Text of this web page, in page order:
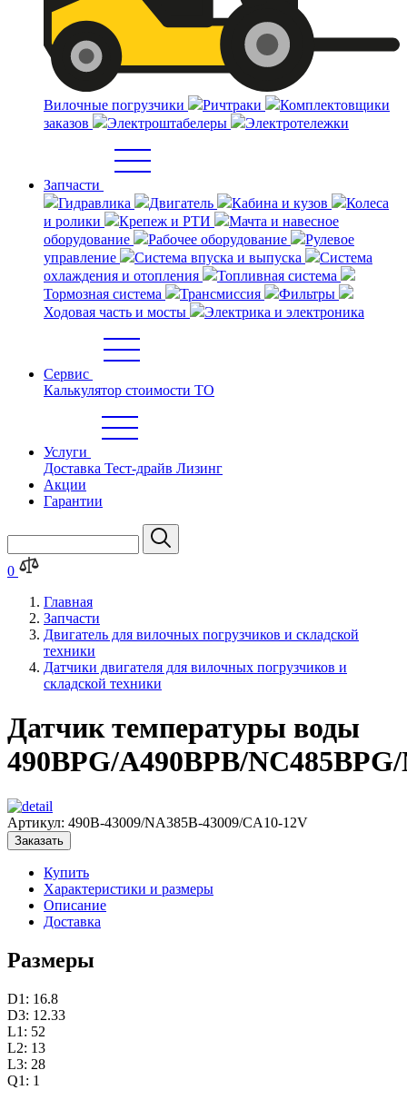
Вилочные погрузчики Ричтраки
Комплектовщики
заказов
Электроштабелеры Электротележки
Запчасти
Гидравлика
Двигатель Кабина и кузов
Колеса
и ролики
Крепеж и РТИ
Мачта и навесное
оборудование
Рабочее оборудование
Рулевое
управление
Система впуска и выпуска
Система
охлаждения и отопления
Топливная система
Тормозная система
Трансмиссия
Фильтры
Ходовая часть и мосты
Электрика и электроника
Сервис
Калькулятор стоимости ТО
Услуги
Доставка Тест-драйв Лизинг
Акции
Гарантии
0
Главная
Запчасти
Двигатель для вилочных погрузчиков и складской
техники
Датчики двигателя для вилочных погрузчиков и
складской техники
Датчик температуры воды
490BPG/A490BPB/
Артикул: 490B-43009/NA385B-43009/CA10-12V
Заказать
Купить
Характеристики и размеры
Описание
Доставка
Размеры
D1: 16.8
D3: 12.33
L1: 52
L2: 13
L3: 28
Q1: 1